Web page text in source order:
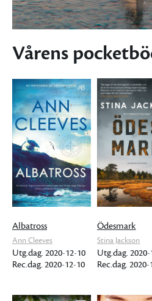
Vårens
Albatross
Ann Cleeves
Utg.dag. 2020-12-10
Rec.dag. 2020-12-10
Ödesmark
Stina Jackson
Utg.dag. 2020-
Rec.dag. 2020-